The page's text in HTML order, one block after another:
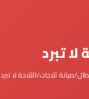
لا تبرد
/صيانة ثلاجات/الثلاجة لا تبرد